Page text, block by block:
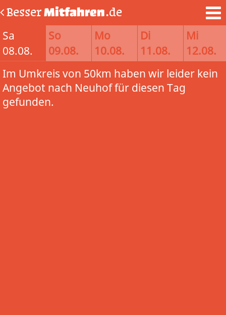
BesserMitfahren.de
Sa
08.08.
So
09.08.
Mo
10.08.
Di
11.08.
Mi
12.08.
Im Umkreis von 50km haben wir leider kein
Angebot nach Neuhof für diesen Tag
gefunden.